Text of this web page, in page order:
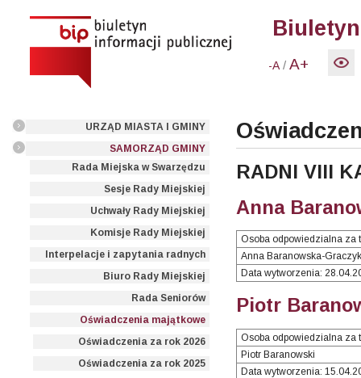
-A /A+
URZĄD MIASTA I GMINY
SAMORZĄD GMINY
Rada Miejska w Swarzędzu
Sesje Rady Miejskiej
Uchwały Rady Miejskiej
Komisje Rady Miejskiej
Interpelacje i zapytania radnych
Biuro Rady Miejskiej
Rada Seniorów
Oświadczenia majątkowe
Oświadczenia za rok 2026
Oświadczenia za rok 2025
RADNI VIII
Anna
Osoba odpowiedzialna za
Anna Baranowska-
Data wytworzenia:
Piotr
Osoba odpowiedzialna za
Piotr Baranowski
Data wytworzenia: